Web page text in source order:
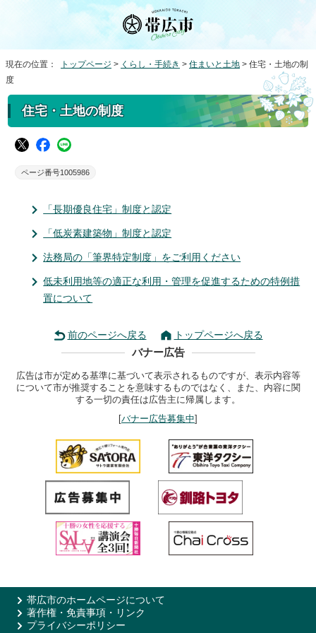
現在の位置： トップページ > くらし・手続き > 住まいと土地 > 住宅・土地の制
度
住宅・土地の制度
ページ番号1005986
「長期優良住宅」制度と認定
「低炭素建築物」制度と認定
法務局の「筆界特定制度」をご利用ください
低未利用地等の適正な利用・管理を促進するための特例措
置について
前のページへ戻る トップページへ戻る
バナー広告
広告は市が定める基準に基づいて表示されるものですが、表示内容等
について市が推奨することを意味するものではなく、また、内容に関
する一切の責任は広告主に帰属します。
[バナー広告募集中]
帯広市のホームページについて
著作権・免責事項・リンク
プライバシーポリシー